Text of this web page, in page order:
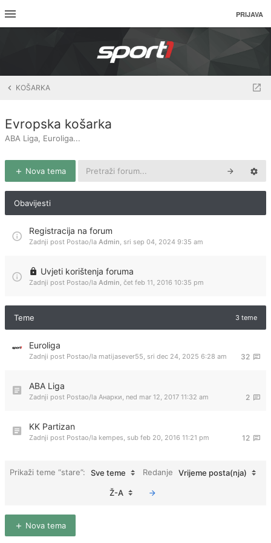
PRIJAVA
KOŠARKA
Evropska košarka
ABA Liga, Euroliga...
Nova tema
Obavijesti
Registracija na forum
Zadnji post Postao/la Admin, sri sep 04, 2024 9:35 am
Uvjeti korištenja foruma
Zadnji post Postao/la Admin, čet feb 11, 2016 10:35 pm
Teme 3 teme
Euroliga
32
Zadnji post Postao/la matijasever55, sri dec 24, 2025 6:28 am
ABA Liga
2
Zadnji post Postao/la Анарки, ned mar 12, 2017 11:32 am
KK Partizan
12
Zadnji post Postao/la kempes, sub feb 20, 2016 11:21 pm
Prikaži teme “stare”: Sve teme Redanje Vrijeme posta(nja)
Ž-A
Nova tema